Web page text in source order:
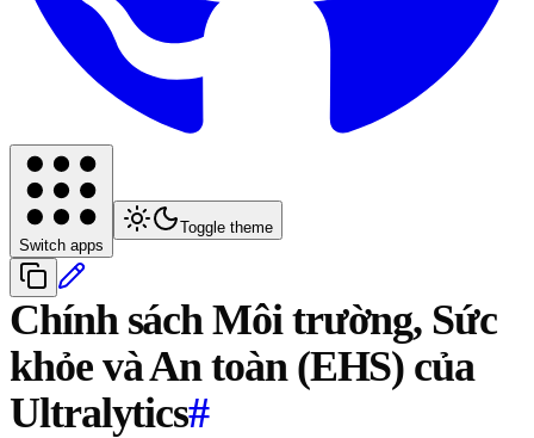
Switch apps
Toggle theme
Chính sách Môi trường, Sức
khỏe và An toàn (EHS) của
Ultralytics#